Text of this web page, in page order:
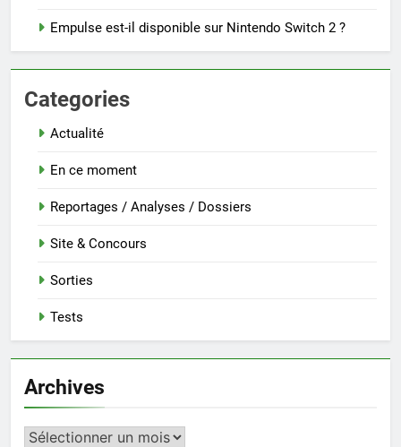
Empulse est-il disponible sur Nintendo Switch 2 ?
Categories
Actualité
En ce moment
Reportages / Analyses / Dossiers
Site & Concours
Sorties
Tests
Archives
Archives